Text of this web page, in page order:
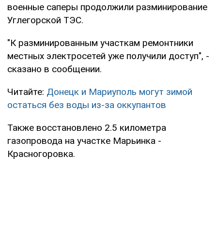
военные саперы продолжили разминирование
Углегорской ТЭС.
"К разминированным участкам ремонтники
местных электросетей уже получили доступ", -
сказано в сообщении.
Читайте: Донецк и Мариуполь могут зимой
остаться без воды из-за оккупантов
Также восстановлено 2.5 километра
газопровода на участке Марьинка -
Красногоровка.